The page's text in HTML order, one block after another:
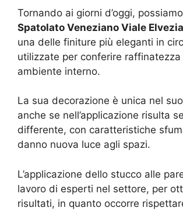
Tornando ai giorni d’oggi,
Spatolato Veneziano Viale
una delle finiture più eleganti in
utilizzate per conferire raffinatezza
ambiente interno.
La sua decorazione è unica nel
anche se nell’applicazione risulta
differente, con caratteristiche
danno nuova luce agli spazi.
L’applicazione dello stucco alle
lavoro di esperti nel settore, per
risultati, in quanto occorre